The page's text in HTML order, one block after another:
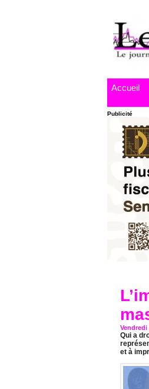
Accueil
Publicité
Vendredi
Qui a
et à